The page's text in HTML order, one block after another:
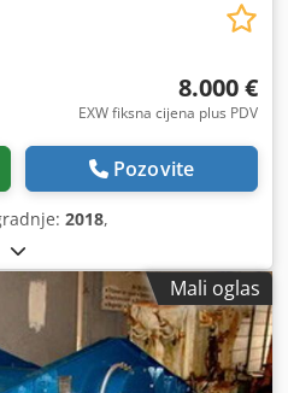
8.000 €
EXW fiksna cijena plus PDV
Pozovite
2018,
Mali oglas